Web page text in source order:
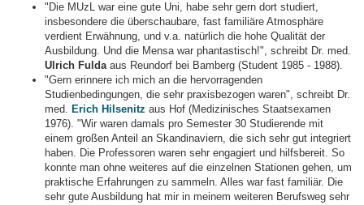
"Die MUzL war eine gute Uni, habe sehr gern dort studiert,
insbesondere die überschaubare, fast familiäre Atmosphäre
verdient Erwähnung, und v.a. natürlich die hohe Qualität der
Ausbildung. Und die Mensa war phantastisch!", schreibt Dr. med.
Ulrich Fuldaaus Reundorf bei Bamberg (Student 1985 - 1988).
"Gern erinnere ich mich an die hervorragenden
Studienbedingungen, die sehr praxisbezogen waren", schreibt Dr.
med. Erich Hilsenitz aus Hof (Medizinisches Staatsexamen
1976). "Wir waren damals pro Semester 30 Studierende mit
einem großen Anteil an Skandinaviern, die sich sehr gut integriert
haben. Die Professoren waren sehr engagiert und hilfsbereit. So
konnte man ohne weiteres auf die einzelnen Stationen gehen, um
praktische Erfahrungen zu sammeln. Alles war fast familiär. Die
sehr gute Ausbildung hat mir in meinem weiteren Berufsweg sehr